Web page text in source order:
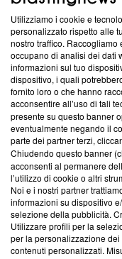
Questa sezione offre
News, sui nostri
creare news di qualità.
‘Trust Project - News
ancora membro del
parte; Trust Project
conformità agli
Su di noi
Team editoriale
Corporate
Redazione
Informativa Privacy
Utilizziamo i cookie e
personalizzato rispetto alle
nostro traffico.
occupano di analisi dei dati
informazioni sul tuo
dispositivo, i quali
fornito loro o che hanno
acconsentire all’uso di tali
presente su questo banner
eventualmente negando il
parte dei partner terzi,
Chiudendo questo banner
acconsenti al permanere
l’utilizzo di cookie o altri
Noi e i nostri partner
informazioni su dispositivo
selezione della pubblicità.
Utilizzare profili per la
per la personalizzazione
contenuti personalizzati.